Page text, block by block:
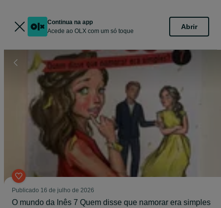
Continua na app
Acede ao OLX com um só toque
Abrir
Publicado 16 de julho de 2026
O mundo da Inês 7 Quem disse que namorar era simples